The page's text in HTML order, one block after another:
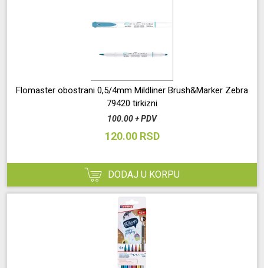
Flomaster obostrani 0,5/4mm Mildliner Brush&Marker Zebra
79420 tirkizni
100.00 + PDV
120.00 RSD
DODAJ U KORPU